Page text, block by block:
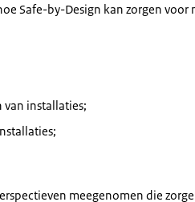
Safe-by-Design kan zorgen voor
installaties;
meegenomen die